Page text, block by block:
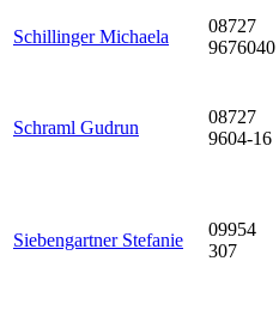
Schillinger Michaela
08727
9676040
Schraml Gudrun
08727
9604-16
Siebengartner Stefanie
09954
307